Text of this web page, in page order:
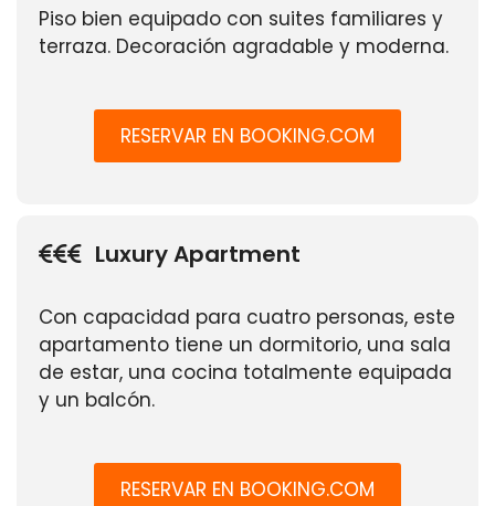
Piso bien equipado con suites familiares y
terraza. Decoración agradable y moderna.
RESERVAR EN BOOKING.COM
Luxury Apartment
Con capacidad para cuatro personas, este
apartamento tiene un dormitorio, una sala
de estar, una cocina totalmente equipada
y un balcón.
RESERVAR EN BOOKING.COM